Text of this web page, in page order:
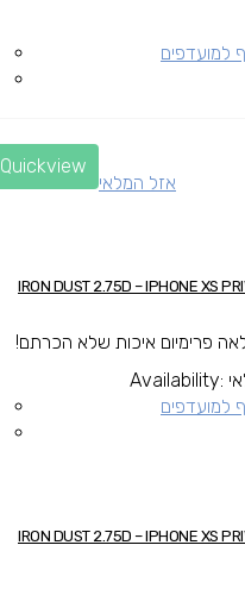
למועדפים
Quickview
אזל המלאי
פרימיום איכות שלא הכרתם!
Availability:
למועדפים